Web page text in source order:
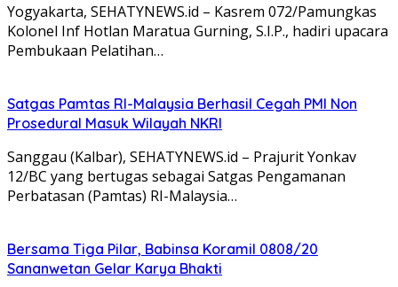
Yogyakarta, SEHATYNEWS.id – Kasrem 072/Pamungkas
Kolonel Inf Hotlan Maratua Gurning, S.I.P., hadiri upacara
Pembukaan Pelatihan…
Satgas Pamtas RI-Malaysia Berhasil Cegah PMI Non
Prosedural Masuk Wilayah NKRI
Sanggau (Kalbar), SEHATYNEWS.id – Prajurit Yonkav
12/BC yang bertugas sebagai Satgas Pengamanan
Perbatasan (Pamtas) RI-Malaysia…
Bersama Tiga Pilar, Babinsa Koramil 0808/20
Sananwetan Gelar Karya Bhakti